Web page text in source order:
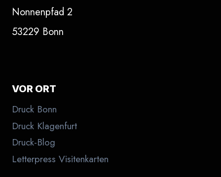
Nonnenpfad 2
53229 Bonn
VOR ORT
Druck Bonn
Druck Klagenfurt
Druck-Blog
Letterpress Visitenkarten